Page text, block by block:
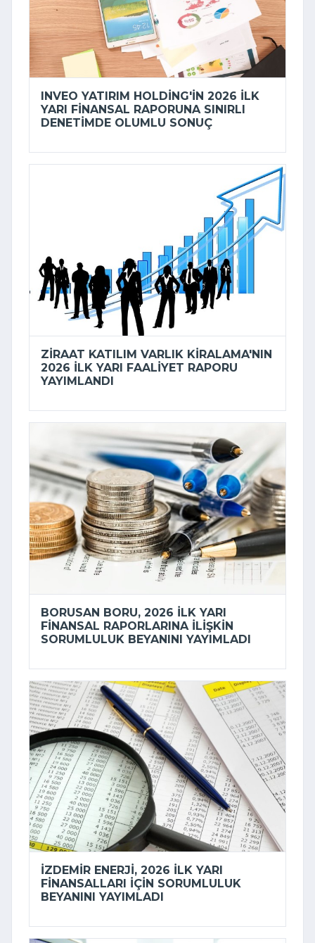
INVEO YATIRIM HOLDING'IN 2026 ILK
YARI FINANSAL RAPORUNA SINIRLI
DENETIMDE OLUMLU SONUÇ
ZIRAAT KATILIM VARLIK KIRALAMA'NIN
2026 ILK YARI FAALIYET RAPORU
YAYIMLANDI
BORUSAN BORU, 2026 ILK YARI
FINANSAL RAPORLARINA ILIŞKIN
SORUMLULUK BEYANINI YAYIMLADI
İZDEMİR ENERJI, 2026 ILK YARI
FINANSALLARI IÇIN SORUMLULUK
BEYANINI YAYIMLADI